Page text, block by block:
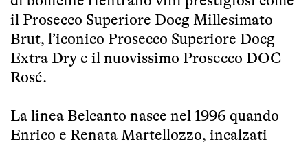
il Prosecco Superiore Docg Millesimato
Brut, l’iconico Prosecco Superiore Docg
Extra Dry e il nuovissimo Prosecco DOC
Rosé.
La linea Belcanto nasce nel 1996 quando
Enrico e Renata Martellozzo, incalzati